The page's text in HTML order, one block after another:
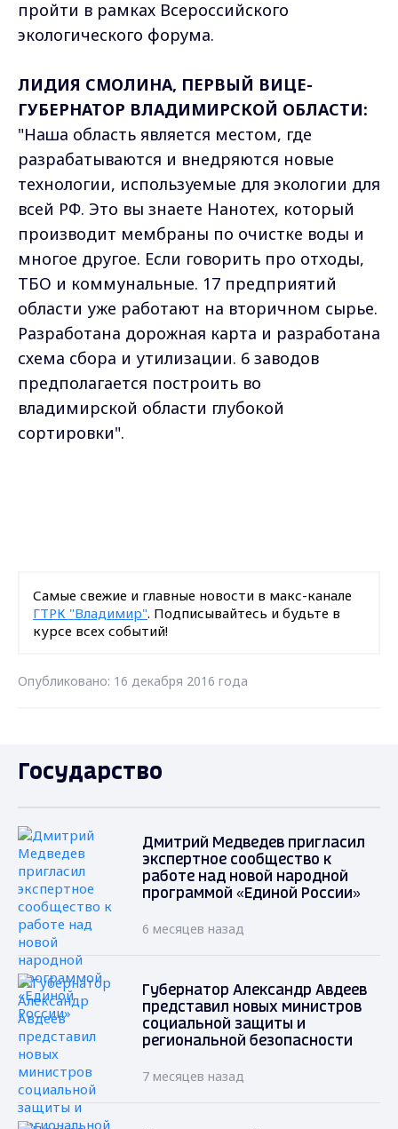
пройти в рамках Всероссийского
экологического форума.
ЛИДИЯ СМОЛИНА, ПЕРВЫЙ ВИЦЕ-
ГУБЕРНАТОР ВЛАДИМИРСКОЙ ОБЛАСТИ:
"Наша область является местом, где
разрабатываются и внедряются новые
технологии, используемые для экологии для
всей РФ. Это вы знаете Нанотех, который
производит мембраны по очистке воды и
многое другое. Если говорить про отходы,
ТБО и коммунальные. 17 предприятий
области уже работают на вторичном сырье.
Разработана дорожная карта и разработана
схема сбора и утилизации. 6 заводов
предполагается построить во
владимирской области глубокой
сортировки".
Самые свежие и главные новости в макс-канале
ГТРК "Владимир". Подписывайтесь и будьте в
курсе всех событий!
Опубликовано: 16 декабря 2016 года
Государство
Дмитрий Медведев пригласил
экспертное сообщество к
работе над новой народной
программой «Единой России»
6 месяцев назад
Губернатор Александр Авдеев
представил новых министров
социальной защиты и
региональной безопасности
7 месяцев назад